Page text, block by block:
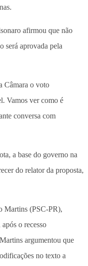
afirmou que não
será aprovada pela
Câmara o voto
Vamos ver como é
conversa com
a base do governo na
do relator da proposta,
Martins (PSC-PR),
o recesso
argumentou que
no texto a